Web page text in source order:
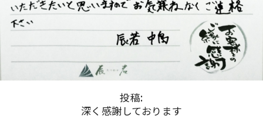
投稿:
深く感謝しております